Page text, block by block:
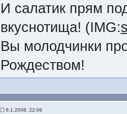
И салатик прям
вкуснотища! (IMG:
Вы молодчинки
Рождеством!
6.1.2008, 22:06